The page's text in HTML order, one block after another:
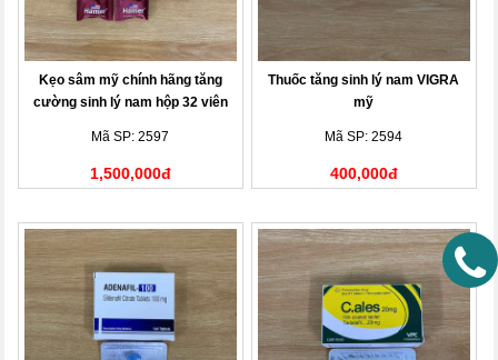
Kẹo sâm mỹ chính hãng tăng
cường sinh lý nam hộp 32 viên
Mã SP: 2597
1,500,000đ
Thuốc tăng sinh lý nam VIGRA
mỹ
Mã SP: 2594
400,000đ